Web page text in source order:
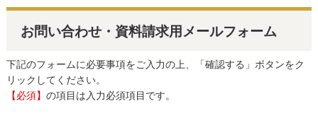
お問い合わせ・資料請求用メールフォーム
下記のフォームに必要事項をご入力の上、「確認する」ボタンをク
リックしてください。
【必須】 の項目は入力必須項目です。